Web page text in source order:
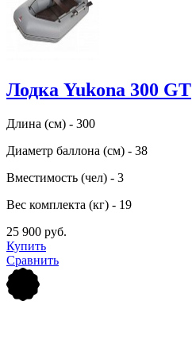
Лодка Yukona 300 GT
Длина (см) - 300
Диаметр баллона (см) - 38
Вместимость (чел) - 3
Вес комплекта (кг) - 19
25 900 руб.
Купить
Сравнить